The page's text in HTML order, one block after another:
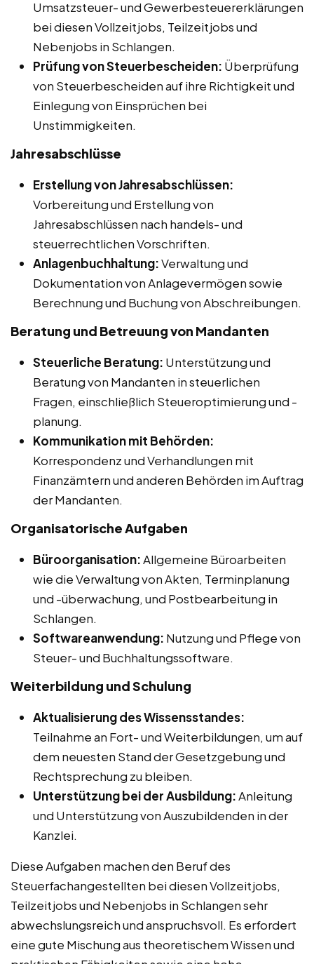
Umsatzsteuer- und Gewerbesteuererklärungen
bei diesen Vollzeitjobs, Teilzeitjobs und
Nebenjobs in Schlangen.
Prüfung von Steuerbescheiden: Überprüfung
von Steuerbescheiden auf ihre Richtigkeit und
Einlegung von Einsprüchen bei
Unstimmigkeiten.
Jahresabschlüsse
Erstellung von Jahresabschlüssen:
Vorbereitung und Erstellung von
Jahresabschlüssen nach handels- und
steuerrechtlichen Vorschriften.
Anlagenbuchhaltung:Verwaltung und
Dokumentation von Anlagevermögen sowie
Berechnung und Buchung von Abschreibungen.
Beratung und Betreuung von Mandanten
Steuerliche Beratung: Unterstützung und
Beratung von Mandanten in steuerlichen
Fragen, einschließlich Steueroptimierung und -
planung.
Kommunikation mit Behörden:
Korrespondenz und Verhandlungen mit
Finanzämtern und anderen Behörden im Auftrag
der Mandanten.
Organisatorische Aufgaben
Büroorganisation:Allgemeine Büroarbeiten
wie die Verwaltung von Akten, Terminplanung
und -überwachung, und Postbearbeitung in
Schlangen.
Softwareanwendung: Nutzung und Pflege von
Steuer- und Buchhaltungssoftware.
Weiterbildung und Schulung
Aktualisierung des Wissensstandes:
Teilnahme an Fort- und Weiterbildungen, um auf
dem neuesten Stand der Gesetzgebung und
Rechtsprechung zu bleiben.
Unterstützung bei der Ausbildung:Anleitung
und Unterstützung von Auszubildenden in der
Kanzlei.
Diese Aufgaben machen den Beruf des
Steuerfachangestellten bei diesen Vollzeitjobs,
Teilzeitjobs und Nebenjobs in Schlangen sehr
abwechslungsreich und anspruchsvoll. Es erfordert
eine gute Mischung aus theoretischem Wissen und